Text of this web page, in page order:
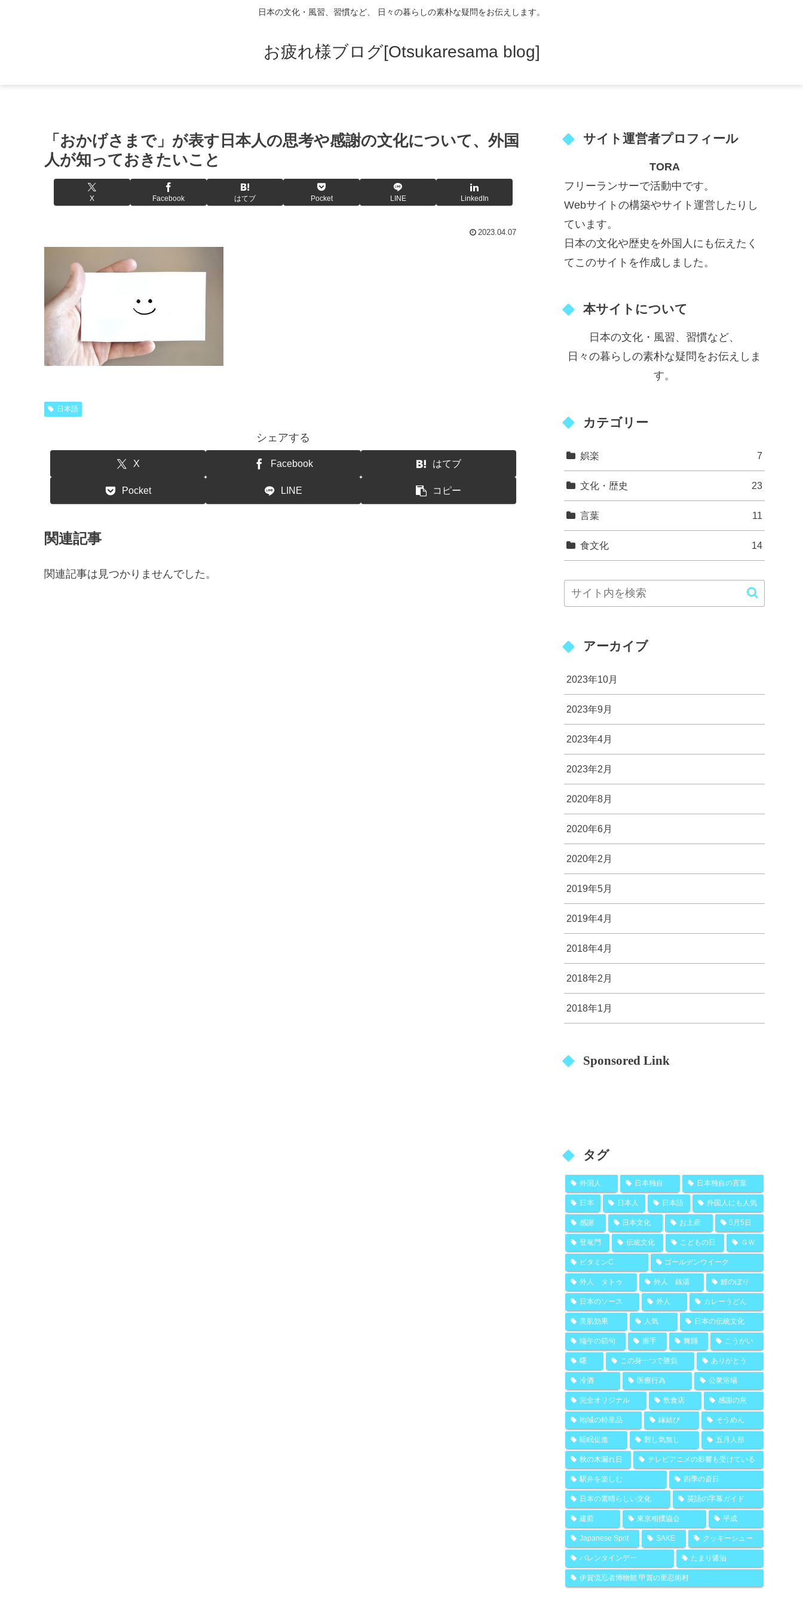
日本の文化・風習、習慣など、 日々の暮らしの素朴な疑問をお伝えします。
お疲れ様ブログ[Otsukaresama blog]
「おかげさまで」が表す日本人の思考や感謝の文化について、外国
人が知っておきたいこと
X Facebook はてブ Pocket LINE LinkedIn
2023.04.07
日本語
シェアする
X Facebook はてブ
Pocket LINE コピー
関連記事
関連記事は見つかりませんでした。
サイト運営者プロフィール
TORA
フリーランサーで活動中です。
Webサイトの構築やサイト運営したりし
ています。
日本の文化や歴史を外国人にも伝えたく
てこのサイトを作成しました。
本サイトについて
日本の文化・風習、習慣など、
日々の暮らしの素朴な疑問をお伝えしま
す。
カテゴリー
娯楽 7
文化・歴史 23
言葉 11
食文化 14
アーカイブ
2023年10月
2023年9月
2023年4月
2023年2月
2020年8月
2020年6月
2020年2月
2019年5月
2019年4月
2018年4月
2018年2月
2018年1月
Sponsored Link
タグ
外国人 日本独自 日本独自の言葉
日本 日本人 日本語 外国人にも人気
感謝 日本文化 お土産 5月5日
登竜門 伝統文化 こどもの日 ＧＷ
ビタミンC ゴールデンウイーク
外人 タトゥ 外人 銭湯 鯉のぼり
日本のソース 外人 カレーうどん
美肌効果 人気 日本の伝統文化
端午の節句 握手 舞踊 こうがい
曙 この身一つで勝負 ありがとう
冷酒 医療行為 公衆浴場
完全オリジナル 飲食店 感謝の意
地域の特産品 縁結び そうめん
睡眠促進 難し気無し 五月人形
秋の木漏れ日 テレビアニメの影響も受けている
駅弁を楽しむ 四季の斎日
日本の素晴らしい文化 英語の字幕ガイド
建前 東京相撲協会 平成
Japanese Sprit SAKE クッキーシュー
バレンタインデー たまり醤油
伊賀流忍者博物館 甲賀の里忍術村